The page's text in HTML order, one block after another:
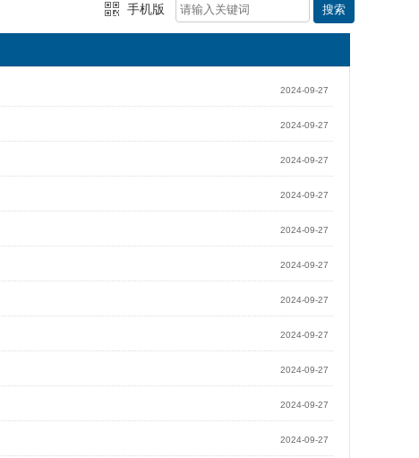
手机版
2024-09-27
2024-09-27
2024-09-27
2024-09-27
2024-09-27
2024-09-27
2024-09-27
2024-09-27
2024-09-27
2024-09-27
2024-09-27